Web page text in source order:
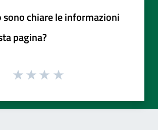
sono chiare le informazioni
pagina?